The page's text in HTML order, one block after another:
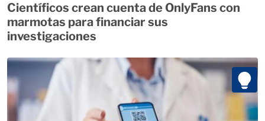
Científicos crean cuenta de OnlyFans con
marmotas para financiar sus
investigaciones